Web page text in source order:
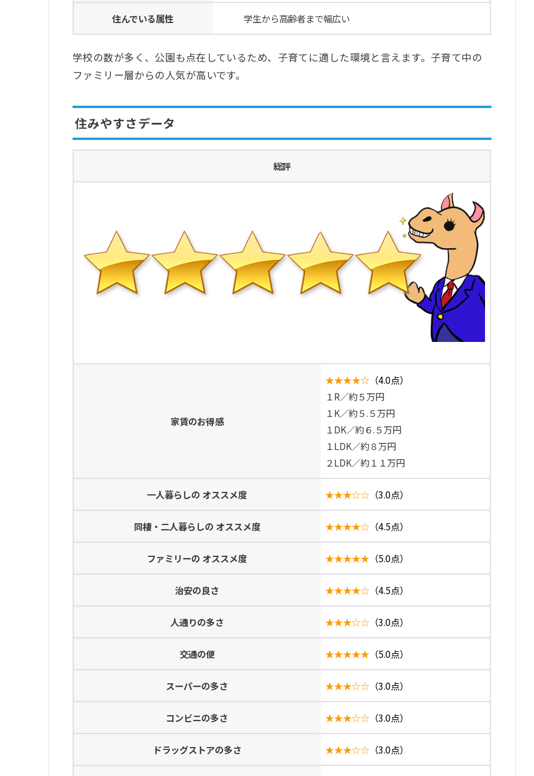
住んでいる属性 学生から高齢者まで幅広い
学校の数が多く、公園も点在しているため、子育てに適した環境と言えます。子育て中の
ファミリー層からの人気が高いです。
住みやすさデータ
総評
家賃のお得感
★★★★☆（4.0点）
１R／約５万円
１K／約５.５万円
１DK／約６.５万円
１LDK／約８万円
２LDK／約１１万円
一人暮らしの オススメ度 ★★★☆☆（3.0点）
同棲・二人暮らしの オススメ度 ★★★★☆（4.5点）
ファミリーの オススメ度 ★★★★★（5.0点）
治安の良さ ★★★★☆（4.5点）
人通りの多さ ★★★☆☆（3.0点）
交通の便 ★★★★★（5.0点）
スーパーの多さ ★★★☆☆（3.0点）
コンビニの多さ ★★★☆☆（3.0点）
ドラッグストアの多さ ★★★☆☆（3.0点）